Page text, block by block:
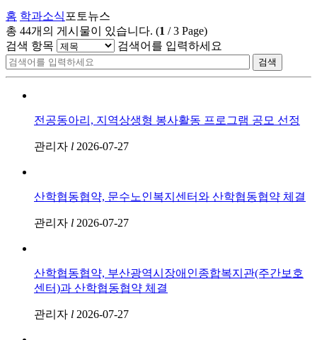
홈 학과소식 포토뉴스
총 44개의 게시물이 있습니다. (1 /3 Page)
검색 항목
검색어를 입력하세요
검색
전공동아리, 지역상생형 봉사활동 프로그램 공모 선정
관리자 l 2026-07-27
산학협동협약, 문수노인복지센터와 산학협동협약 체결
관리자 l 2026-07-27
산학협동협약, 부산광역시장애인종합복지관(주간보호
센터)과 산학협동협약 체결
관리자 l 2026-07-27